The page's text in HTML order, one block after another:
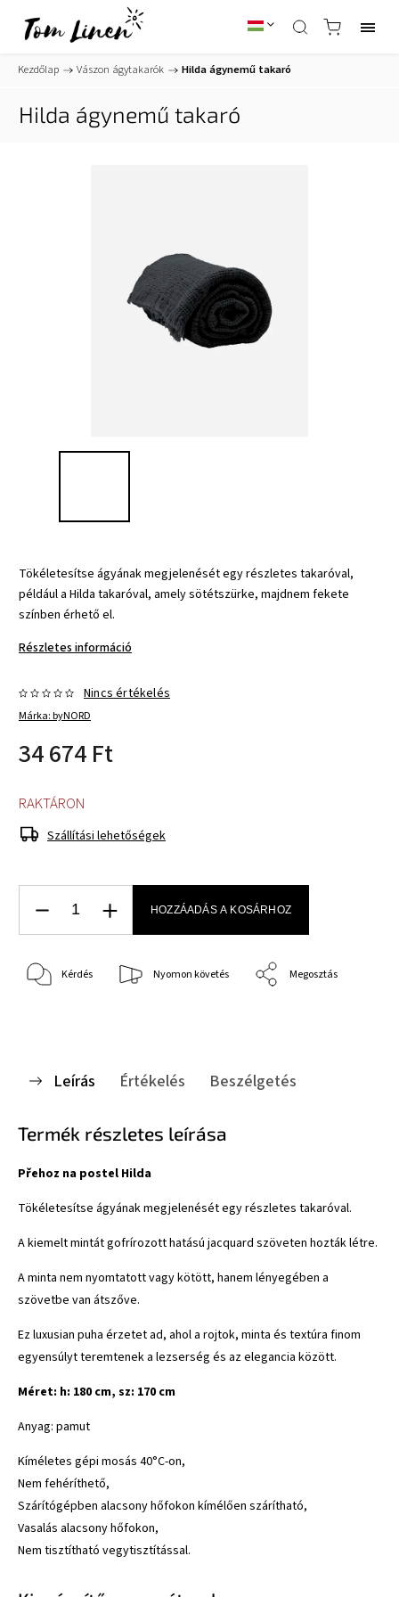
Kezdőlap / Vászon ágytakarók / Hilda ágynemű takaró
Hilda ágynemű takaró
Tökéletesítse ágyának megjelenését egy részletes takaróval,
például a Hilda takaróval, amely sötétszürke, majdnem fekete
színben érhető el.
Részletes információ
Márka:byNORD
Nincs értékelés
34 674 Ft
RAKTÁRON
Szállítási lehetőségek
HOZZÁADÁS A KOSÁRHOZ
Kérdés Nyomon követés Megosztás
Leírás Értékelés Beszélgetés
Termék részletes leírása
Přehoz na postel Hilda
Tökéletesítse ágyának megjelenését egy részletes takaróval.
A kiemelt mintát gofrírozott hatású jacquard szöveten hozták létre.
A minta nem nyomtatott vagy kötött, hanem lényegében a
szövetbe van átszőve.
Ez luxusian puha érzetet ad, ahol a rojtok, minta és textúra finom
egyensúlyt teremtenek a lezserség és az elegancia között.
Méret: h: 180 cm, sz: 170 cm
Anyag: pamut
Kíméletes gépi mosás 40°C-on,
Nem fehéríthető,
Szárítógépben alacsony hőfokon kímélően szárítható,
Vasalás alacsony hőfokon,
Nem tisztítható vegytisztítással.